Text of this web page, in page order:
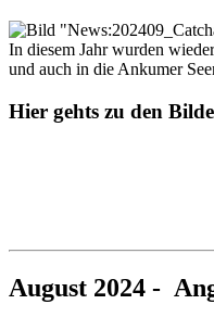
In diesem Jahr wurden
und auch in die Ankumer
Hier gehts zu den
August 2024 -